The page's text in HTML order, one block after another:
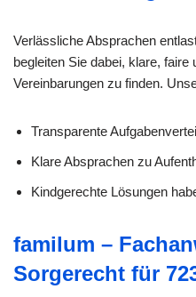
Verlässliche Absprachen
begleiten Sie dabei, klare, faire
Vereinbarungen zu finden.
Transparente
Klare Absprachen zu
Kindgerechte Lösungen
familum –
Sorgerecht für